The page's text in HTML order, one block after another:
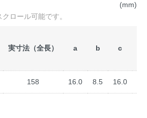
(mm)
実寸法（全長） a b c
158 16.0 8.5 16.0